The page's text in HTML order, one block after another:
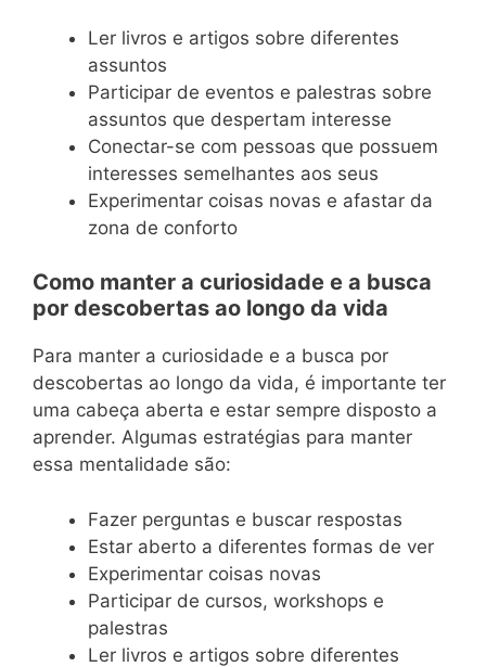
Ler livros e artigos sobre diferentes
assuntos
Participar de eventos e palestras sobre
assuntos que despertam interesse
Conectar-se com pessoas que possuem
interesses semelhantes aos seus
Experimentar coisas novas e afastar da
zona de conforto
Como manter a curiosidade e a busca
por descobertas ao longo da vida
Para manter a curiosidade e a busca por
descobertas ao longo da vida, é importante ter
uma cabeça aberta e estar sempre disposto a
aprender. Algumas estratégias para manter
essa mentalidade são:
Fazer perguntas e buscar respostas
Estar aberto a diferentes formas de ver
Experimentar coisas novas
Participar de cursos, workshops e
palestras
Ler livros e artigos sobre diferentes